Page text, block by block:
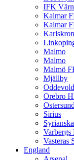
IFK
Kalmar
Kalmar
Malmo
Malmo
Malmö
Mjällby
Oddevold
Orebro
Sirius
Syrianska
Varbergs
Vasteras
England